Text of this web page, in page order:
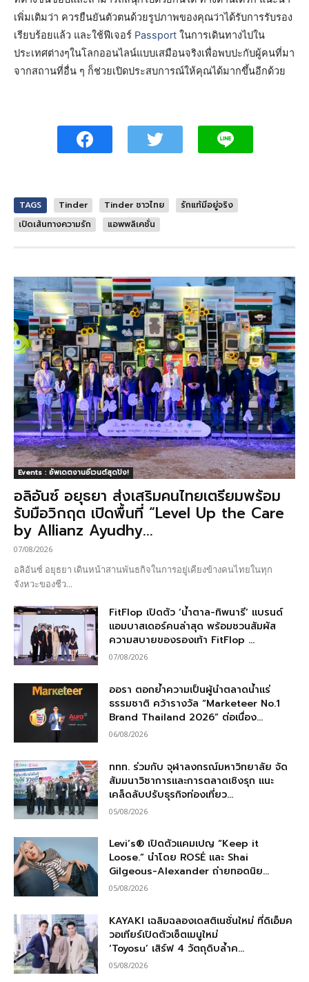
เพิ่มเติมว่า ควรยืนยันตัวตนด้วยรูปภาพของคุณว่าได้รับการรับรอง
เรียบร้อยแล้ว และใช้ฟีเจอร์ Passport ในการเดินทางไปใน
ประเทศต่างๆในโลกออนไลน์แบบเสมือนจริงเพื่อพบปะกับผู้คนที่มา
จากสถานที่อื่น ๆ ก็ช่วยเปิดประสบการณ์ให้คุณได้มากขึ้นอีกด้วย
TAGS Tinder Tinder ชาวไทย
รักแท้มีอยู่จริง
เปิดเส้นทางความรัก
แอพพลิเคชั่น
Events : อัพเดตงานอีเวนต์สุดปัง!
อลิอันซ์ อยุธยา ส่งเสริมคนไทยเตรียมพร้อม
รับมือวิกฤต เปิดพื้นที่ “Level Up the Care
by Allianz Ayudhy...
07/08/2026
อลิอันซ์ อยุธยา เดินหน้าสานพันธกิจในการอยู่เคียงข้างคนไทยในทุก
จังหวะของชีว...
FitFlop เปิดตัว ‘น้ำตาล-ทิพนารี’ แบรนด์
แอมบาสเดอร์คนล่าสุด พร้อมชวนสัมผัส
ความสบายของรองเท้า FitFlop ...
07/08/2026
ออรา ตอกย้ำความเป็นผู้นำตลาดน้ำแร่
ธรรมชาติ คว้ารางวัล “Marketeer No.1
Brand Thailand 2026” ต่อเนื่อง...
06/08/2026
ททท. ร่วมกับ จุฬาลงกรณ์มหาวิทยาลัย จัด
สัมมนาวิชาการและการตลาดเชิงรุก แนะ
เคล็ดลับปรับธุรกิจท่องเที่ยว...
05/08/2026
Levi’s® เปิดตัวแคมเปญ “Keep it
Loose.” นำโดย ROSÉ และ Shai
Gilgeous-Alexander ถ่ายทอดนิย...
05/08/2026
KAYAKI เฉลิมฉลองเดสติเนชั่นใหม่ ที่ดิเอ็มค
วอเทียร์เปิดตัวเซ็ตเมนูใหม่
‘Toyosu’ เสิร์ฟ 4 วัตถุดิบล้ำค...
05/08/2026